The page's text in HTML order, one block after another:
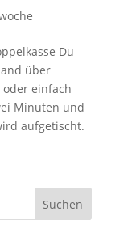
Du
über
einfach
Minuten und
aufgetischt.
Suchen